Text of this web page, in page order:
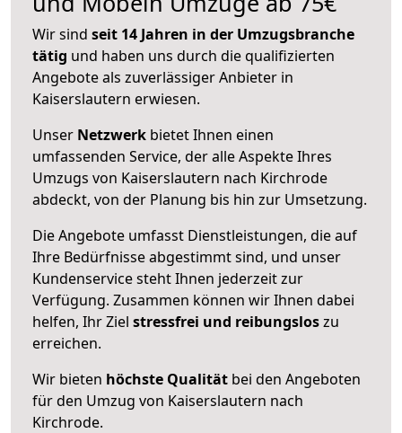
Wir sind seit 14 Jahren in der Umzugsbranche
tätig und haben uns durch die qualifizierten
Angebote als zuverlässiger Anbieter in
Kaiserslautern erwiesen.
Unser Netzwerk bietet Ihnen einen
umfassenden Service, der alle Aspekte Ihres
Umzugs von Kaiserslautern nach Kirchrode
abdeckt, von der Planung bis hin zur Umsetzung.
Die Angebote umfasst Dienstleistungen, die auf
Ihre Bedürfnisse abgestimmt sind, und unser
Kundenservice steht Ihnen jederzeit zur
Verfügung. Zusammen können wir Ihnen dabei
helfen, Ihr Ziel stressfrei und reibungsloszu
erreichen.
Wir bieten höchste Qualität bei den Angeboten
für den Umzug von Kaiserslautern nach
Kirchrode.